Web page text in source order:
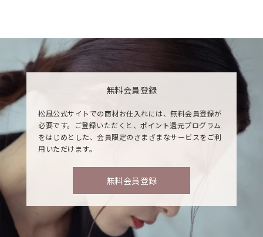
無料会員登録
松風公式サイトでの商材お仕入れには、無料会員登録が
必要です。ご登録いただくと、ポイント還元プログラム
をはじめとした、会員限定のさまざまなサービスをご利
用いただけます。
無料会員登録